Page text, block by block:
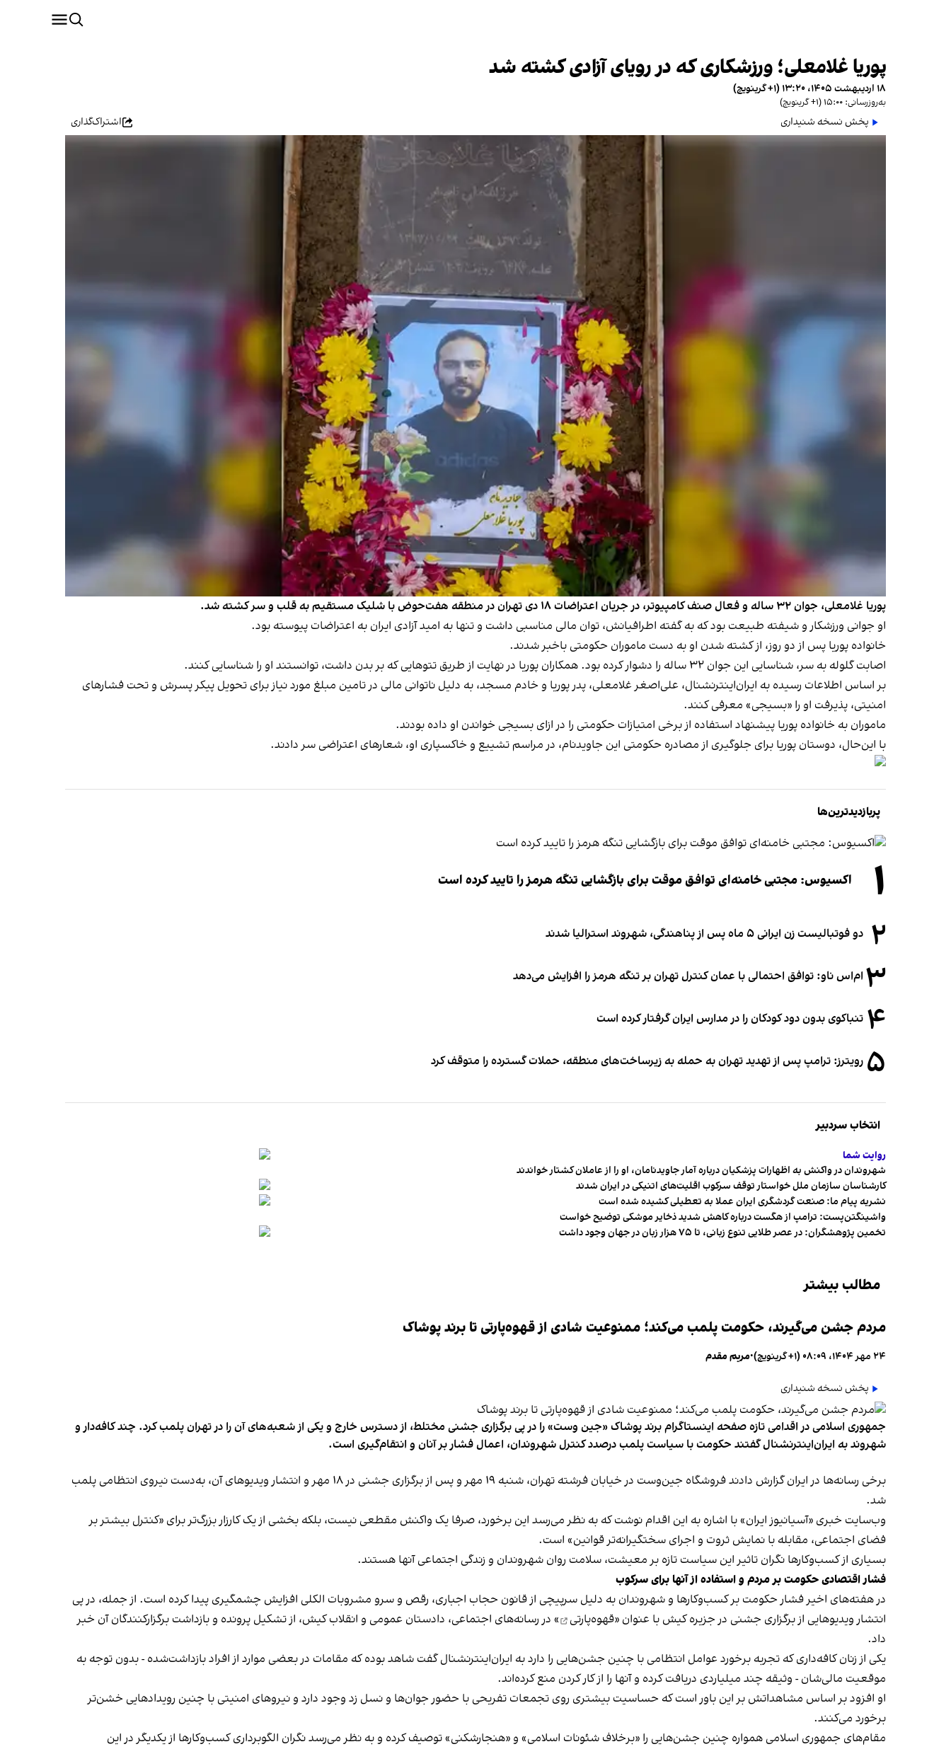
پوریا غلامعلی؛ ورزشکاری که در رویای آزادی کشته شد
۱۸ اردیبهشت ۱۴۰۵، ۱۳:۲۰ (‎+۱ گرینویچ)
به‌روزرسانی: ۱۵:۰۰ (‎+۱ گرینویچ)
پخش نسخه شنیداری اشتراک‌گذاری
پوریا غلامعلی، جوان ۳۲ ساله و فعال صنف کامپیوتر، در جریان اعتراضات ۱۸ دی تهران در منطقه هفت‌حوض با شلیک مستقیم به قلب و سر کشته شد.
او جوانی ورزشکار و شیفته طبیعت بود که به گفته اطرافیانش، توان مالی مناسبی داشت و تنها به امید آزادی ایران به اعتراضات پیوسته بود.
خانواده پوریا پس از دو روز، از کشته شدن او به دست ماموران حکومتی باخبر شدند.
اصابت گلوله به سر، شناسایی این جوان ۳۲ ساله را دشوار کرده بود. همکاران پوریا در نهایت از طریق تتوهایی که بر بدن داشت، توانستند او را شناسایی کنند.
بر اساس اطلاعات رسیده به ایران‌اینترنشنال، علی‌اصغر غلامعلی، پدر پوریا و خادم مسجد، به دلیل ناتوانی مالی در تامین مبلغ مورد نیاز برای تحویل پیکر پسرش و تحت فشارهای
امنیتی، پذیرفت او را «بسیجی» معرفی کنند.
ماموران به خانواده پوریا پیشنهاد استفاده از برخی امتیازات حکومتی را در ازای بسیجی خواندن او داده بودند.
با این‌حال، دوستان پوریا برای جلوگیری از مصادره حکومتی این جاویدنام، در مراسم تشییع و خاکسپاری او، شعارهای اعتراضی سر دادند.
پربازدیدترین‌ها
۱ اکسیوس: مجتبی خامنه‌ای توافق موقت برای بازگشایی تنگه هرمز را تایید کرده است
۲ دو فوتبالیست زن ایرانی ۵ ماه پس از پناهندگی، شهروند استرالیا شدند
۳ ام‌اس ناو: توافق احتمالی با عمان کنترل تهران بر تنگه هرمز را افزایش می‌دهد
۴ تنباکوی بدون دود کودکان را در مدارس ایران گرفتار کرده است
۵ رویترز: ترامپ پس از تهدید تهران به حمله به زیرساخت‌های منطقه، حملات گسترده را متوقف کرد
انتخاب سردبیر
روایت شما
شهروندان در واکنش به اظهارات پزشکیان درباره آمار جاویدنامان، او را از عاملان کشتار خواندند
کارشناسان سازمان ملل خواستار توقف سرکوب اقلیت‌های اتنیکی در ایران شدند
نشریه پیام ما: صنعت گردشگری ایران عملا به تعطیلی کشیده شده است
واشینگتن‌پست: ترامپ از هگست درباره کاهش شدید ذخایر موشکی توضیح خواست
تخمین پژوهشگران: در عصر طلایی تنوع زبانی، تا ۷۵ هزار زبان در جهان وجود داشت
مطالب بیشتر
مردم جشن می‌گیرند، حکومت پلمب می‌کند؛ ممنوعیت شادی از قهوه‌پارتی تا برند پوشاک
۲۴ مهر ۱۴۰۴، ۰۸:۰۹ (‎+۱ گرینویچ) •مریم مقدم
پخش نسخه شنیداری
جمهوری اسلامی در اقدامی تازه صفحه اینستاگرام برند پوشاک «جین وست» را در پی برگزاری جشنی مختلط، از دسترس خارج و یکی از شعبه‌های آن را در تهران پلمب کرد. چند کافه‌‌دار و
شهروند به ایران‌اینترنشنال گفتند حکومت با سیاست پلمب درصدد کنترل شهروندان، اعمال فشار بر آنان و انتقام‌گیری است.
برخی رسانه‌ها در ایران گزارش دادند فروشگاه جین‌وست در خیابان فرشته تهران، شنبه ۱۹ مهر و پس از برگزاری جشنی در ۱۸ مهر و انتشار ویدیوهای آن، به‌دست نیروی انتظامی پلمب
شد.
وب‌سایت خبری «آسیانیوز ایران» با اشاره به این اقدام نوشت که به نظر می‌رسد این برخورد، صرفا یک واکنش مقطعی نیست، بلکه بخشی از یک کارزار بزرگ‌تر برای «کنترل بیشتر بر
فضای اجتماعی، مقابله با نمایش ثروت و اجرای سختگیرانه‌تر قوانین» است.
بسیاری از کسب‌وکارها نگران تاثیر این سیاست‌ تازه بر معیشت، سلامت روان شهروندان و زندگی اجتماعی آنها هستند.
فشار اقتصادی حکومت بر مردم و استفاده از آنها برای سرکوب
در هفته‌های اخیر فشار حکومت بر کسب‌وکارها و شهروندان به دلیل سرپیچی از قانون حجاب اجباری، رقص و سرو مشروبات الکلی افزایش چشمگیری پیدا کرده است. از جمله، در پی
انتشار ویدیوهایی از برگزاری جشنی در جزیره کیش با عنوان «قهوه‌پارتی
» در رسانه‌های اجتماعی، دادستان عمومی و انقلاب کیش، از تشکیل پرونده و بازداشت برگزارکنندگان آن خبر
داد.
یکی از زنان کافه‌داری که تجربه برخورد عوامل انتظامی با چنین جشن‌هایی را دارد به ایران‌اینترنشنال گفت شاهد بوده که مقامات در بعضی موارد از افراد بازداشت‌‌شده - بدون توجه به
موقعیت مالی‌شان - وثیقه چند میلیاردی دریافت کرده و آنها را از کار کردن منع کرده‌اند.
او افزود بر اساس مشاهداتش بر این باور است که حساسیت بیشتری روی تجمعات تفریحی با حضور جوان‌ها و نسل زد وجود دارد و نیروهای امنیتی با چنین رویدادهایی خشن‌تر
برخورد می‌کنند.
مقام‌های جمهوری اسلامی همواره چنین جشن‌هایی را «برخلاف شئونات اسلامی» و «هنجارشکنی» توصیف کرده و به نظر می‌رسد نگران الگوبرداری کسب‌وکارها از یکدیگر در این